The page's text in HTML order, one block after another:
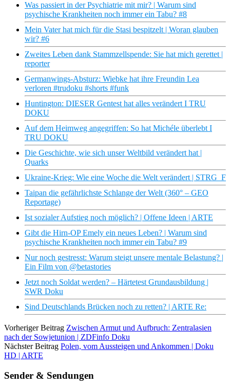
Was passiert in der Psychiatrie mit mir? | Warum sind
psychische Krankheiten noch immer ein Tabu? #8
Mein Vater hat mich für die Stasi bespitzelt | Woran glauben
wir? #6
Zweites Leben dank Stammzellspende: Sie hat mich gerettet |
reporter
Germanwings-Absturz: Wiebke hat ihre Freundin Lea
verloren #trudoku #shorts #funk
Huntington: DIESER Gentest hat alles verändert I TRU
DOKU
Auf dem Heimweg angegriffen: So hat Michéle überlebt I
TRU DOKU
Die Geschichte, wie sich unser Weltbild verändert hat |
Quarks
Ukraine-Krieg: Wie eine Woche die Welt verändert | STRG_F
Taipan die gefährlichste Schlange der Welt (360° – GEO
Reportage)
Ist sozialer Aufstieg noch möglich? | Offene Ideen | ARTE
Gibt die Hirn-OP Emely ein neues Leben? | Warum sind
psychische Krankheiten noch immer ein Tabu? #9
Nur noch gestresst: Warum steigt unsere mentale Belastung? |
Ein Film von @betastories
Jetzt noch Soldat werden? – Härtetest Grundausbildung |
SWR Doku
Sind Deutschlands Brücken noch zu retten? | ARTE Re:
Vorheriger Beitrag Zwischen Armut und Aufbruch: Zentralasien
nach der Sowjetunion | ZDFinfo Doku
Nächster Beitrag Polen, vom Aussteigen und Ankommen | Doku
HD | ARTE
Sender & Sendungen